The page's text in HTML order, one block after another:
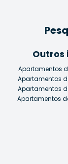
Outros
Apartamentos
Apartamentos
Apartamentos
Apartamentos